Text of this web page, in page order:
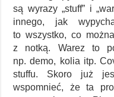
są wyrazy „stuff” i
innego, jak
to wszystko, co
z notką. Warez to
np. demo, kolia itp.
stuffu. Skoro już
wspomnieć, że ta